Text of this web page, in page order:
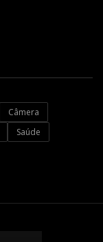
Câmera
Saúde